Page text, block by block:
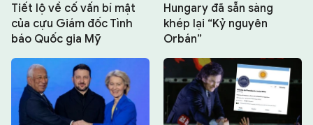
Tiết lộ về cố vấn bí mật
của cựu Giám đốc Tình
báo Quốc gia Mỹ
Hungary đã sẵn sàng
khép lại “Kỷ nguyên
Orbán”